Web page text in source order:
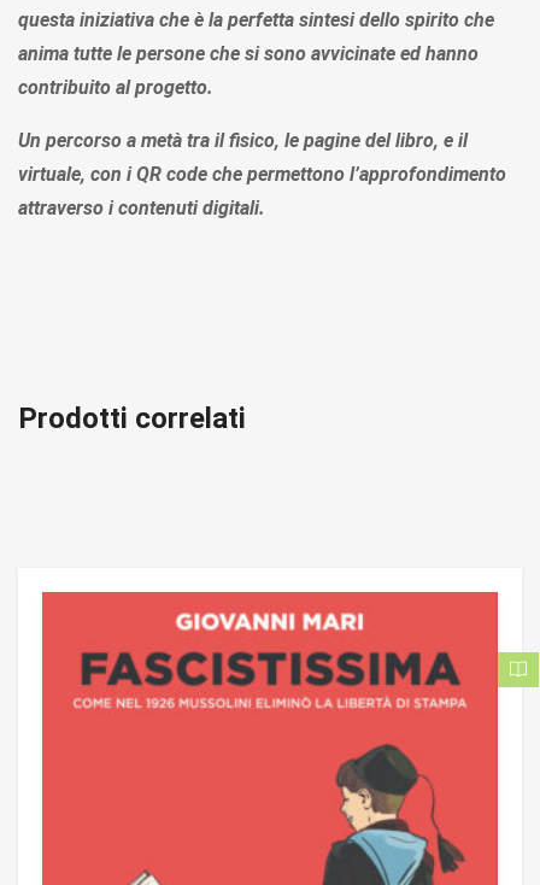
questa iniziativa che è la perfetta sintesi dello spirito che
anima tutte le persone che si sono avvicinate ed hanno
contribuito al progetto.
Un percorso a metà tra il fisico, le pagine del libro, e il
virtuale, con i QR code che permettono l’approfondimento
attraverso i contenuti digitali.
Prodotti correlati